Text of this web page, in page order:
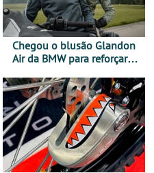
Chegou o blusão Glandon
Air da BMW para reforçar
verão